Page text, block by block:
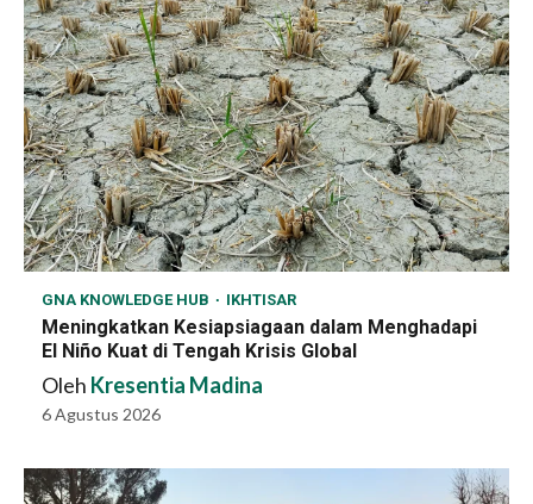
GNA KNOWLEDGE HUB IKHTISAR
Meningkatkan Kesiapsiagaan dalam Menghadapi
El Niño Kuat di Tengah Krisis Global
Oleh Kresentia Madina
6 Agustus 2026